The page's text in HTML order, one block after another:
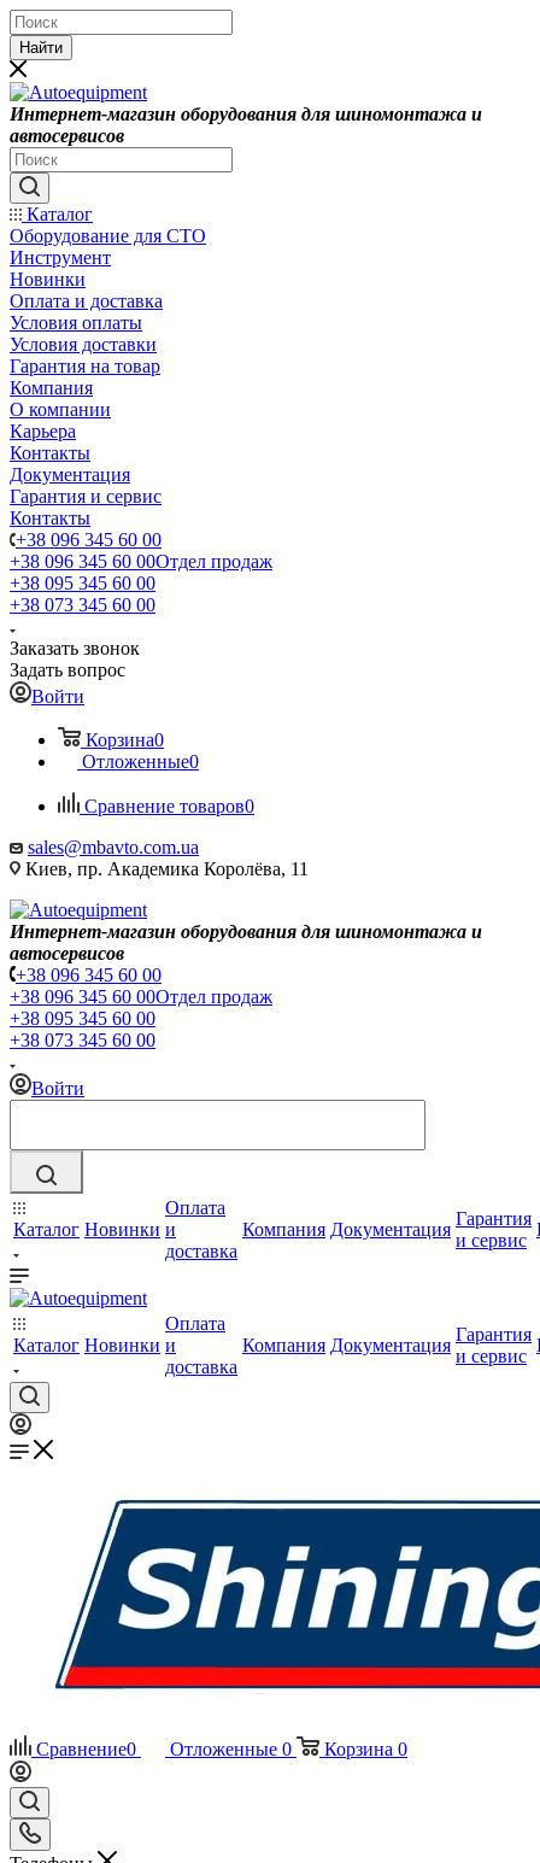
Найти
Интернет-магазин оборудования для шиномонтажа и
автосервисов
Каталог
Оборудование для СТО
Инструмент
Новинки
Оплата и доставка
Условия оплаты
Условия доставки
Гарантия на товар
Компания
О компании
Карьера
Контакты
Документация
Гарантия и сервис
Контакты
+38 096 345 60 00
+38 096 345 60 00Отдел продаж
+38 095 345 60 00
+38 073 345 60 00
Заказать звонок
Задать вопрос
Войти
Корзина0
Отложенные0
Сравнение товаров0
sales@mbavto.com.ua
Киев, пр. Академика Королёва, 11
Интернет-магазин оборудования для шиномонтажа и
автосервисов
+38 096 345 60 00
+38 096 345 60 00Отдел продаж
+38 095 345 60 00
+38 073 345 60 00
Войти
Каталог Новинки
Оплата
и
доставка
Компания Документация
Гарантия
и сервис
Каталог Новинки
Оплата
и
доставка
Компания Документация
Гарантия
и сервис
Сравнение0 Отложенные 0 Корзина 0